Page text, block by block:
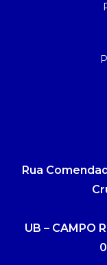
Rua
UB – CAMPO